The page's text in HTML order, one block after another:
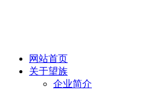
网站首页
关于望族
企业简介